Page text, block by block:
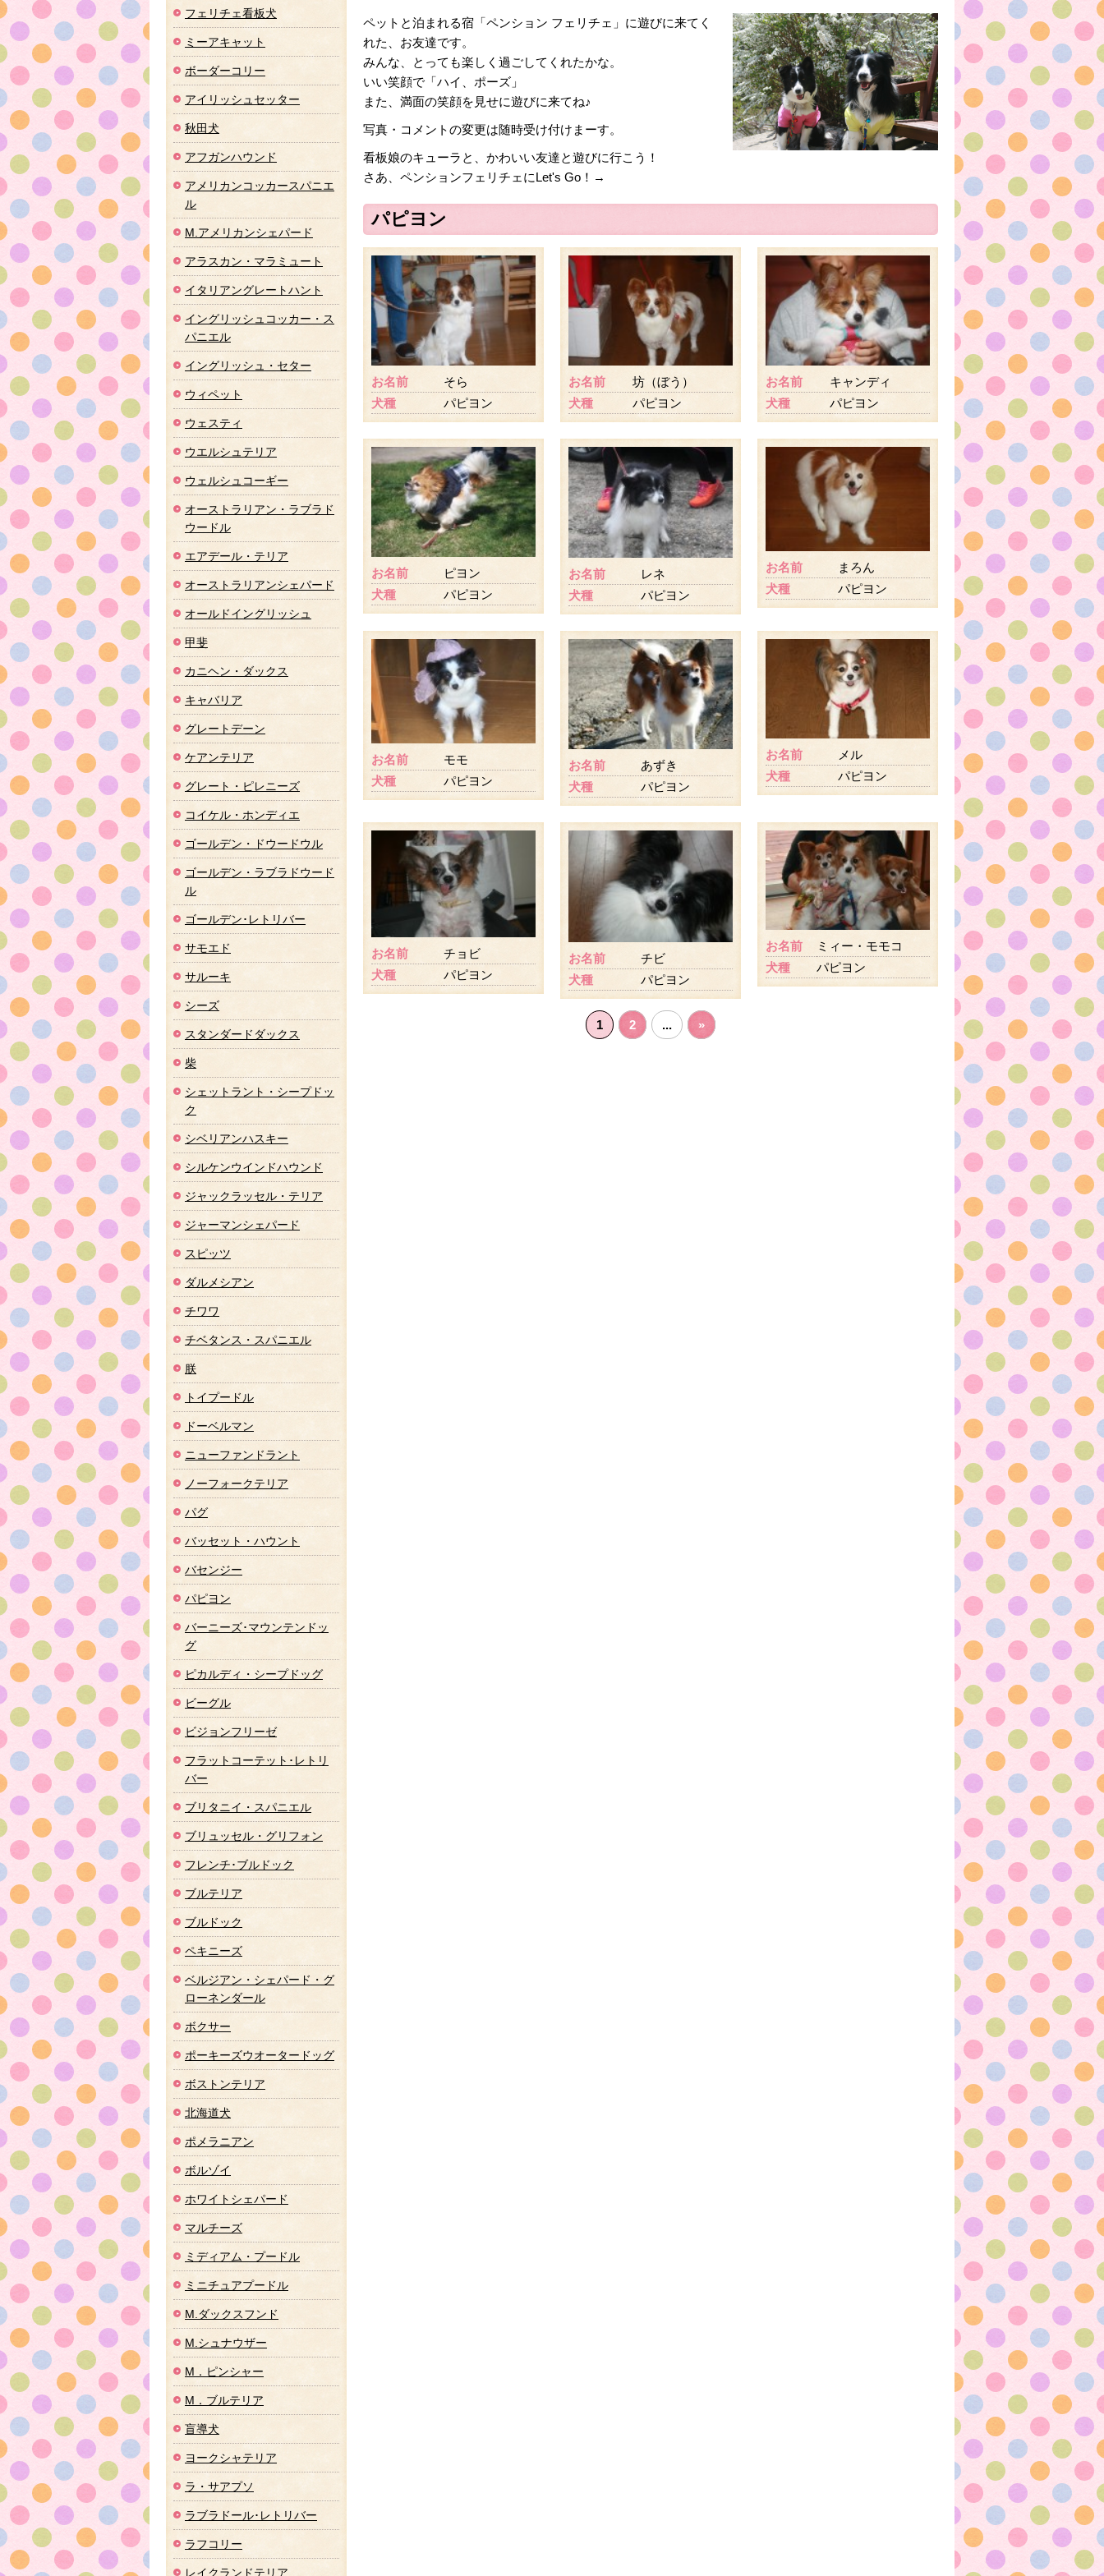
ペットと泊まれる宿「ペンション フェリチェ」に遊びに来てく
れた、お友達です。
みんな、とっても楽しく過ごしてくれたかな。
いい笑顔で「ハイ、ポーズ」
また、満面の笑顔を見せに遊びに来てね♪
写真・コメントの変更は随時受け付けまーす。
看板娘のキューラと、かわいい友達と遊びに行こう！
さあ、ペンションフェリチェにLet's Go！→
パピヨン
お名前
そら
犬種
パピヨン
お名前
坊（ぼう）
犬種
パピヨン
お名前
キャンディ
犬種
パピヨン
お名前
ピヨン
犬種
パピヨン
お名前
レネ
犬種
パピヨン
お名前
まろん
犬種
パピヨン
お名前
モモ
犬種
パピヨン
お名前
あずき
犬種
パピヨン
お名前
メル
犬種
パピヨン
お名前
チョビ
犬種
パピヨン
お名前
チビ
犬種
パピヨン
お名前
ミィー・モモコ
犬種
パピヨン
1 2 ... »
フェリチェ看板犬
ミーアキャット
ボーダーコリー
アイリッシュセッター
秋田犬
アフガンハウンド
アメリカンコッカースパニエ
ル
M.アメリカンシェパード
アラスカン・マラミュート
イタリアングレートハント
イングリッシュコッカー・ス
パニエル
イングリッシュ・セター
ウィペット
ウェスティ
ウエルシュテリア
ウェルシュコーギー
オーストラリアン・ラブラド
ウードル
エアデール・テリア
オーストラリアンシェパード
オールドイングリッシュ
甲斐
カニヘン・ダックス
キャバリア
グレートデーン
ケアンテリア
グレート・ピレニーズ
コイケル・ホンディエ
ゴールデン・ドウードウル
ゴールデン・ラブラドウード
ル
ゴールデン･レトリバー
サモエド
サルーキ
シーズ
スタンダードダックス
柴
シェットラント・シープドッ
ク
シベリアンハスキー
シルケンウインドハウンド
ジャックラッセル・テリア
ジャーマンシェパード
スピッツ
ダルメシアン
チワワ
チベタンス・スパニエル
朕
トイプードル
ドーベルマン
ニューファンドラント
ノーフォークテリア
パグ
バッセット・ハウント
バセンジー
パピヨン
バーニーズ･マウンテンドッ
グ
ピカルディ・シープドッグ
ビーグル
ビジョンフリーゼ
フラットコーテット･レトリ
バー
ブリタニイ・スパニエル
ブリュッセル・グリフォン
フレンチ･ブルドック
ブルテリア
ブルドック
ペキニーズ
ベルジアン・シェパード・グ
ローネンダール
ボクサー
ポーキーズウオータードッグ
ボストンテリア
北海道犬
ポメラニアン
ボルゾイ
ホワイトシェパード
マルチーズ
ミディアム・プードル
ミニチュアプードル
M.ダックスフンド
M.シュナウザー
M．ピンシャー
M．ブルテリア
盲導犬
ヨークシャテリア
ラ・サアプソ
ラブラドール･レトリバー
ラフコリー
レイクランドテリア